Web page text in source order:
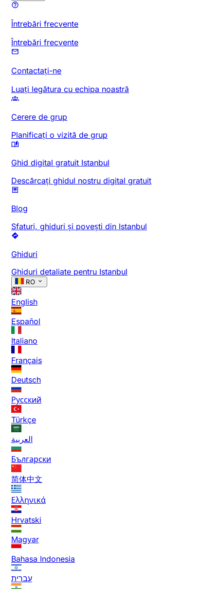
Întrebări frecvente
Întrebări frecvente
Contactați-ne
Luați legătura cu echipa noastră
Cerere de grup
Planificați o vizită de grup
Ghid digital gratuit Istanbul
Descărcați ghidul nostru digital gratuit
Blog
Sfaturi, ghiduri și povești din Istanbul
Ghiduri
Ghiduri detaliate pentru Istanbul
RO
English
Español
Italiano
Français
Deutsch
Русский
Türkçe
العربية
Български
简体中文
Ελληνικά
Hrvatski
Magyar
Bahasa Indonesia
עברית